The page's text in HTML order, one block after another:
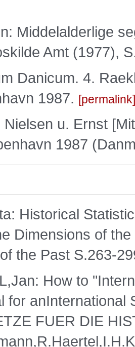
Middelalderlige
Amt (1977),
Danicum. 4.
1987.
permalink
Nielsen u. Ernst
1987
Historical
Dimensions of
the Past S.263-
How to
for
FUER DIE